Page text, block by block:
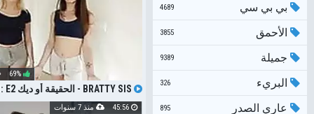
69%
منذ 7 سنوات
بي بي سي 4689
الأحمق 3855
جميلة 9389
البريء 326
عاري الصدر 895